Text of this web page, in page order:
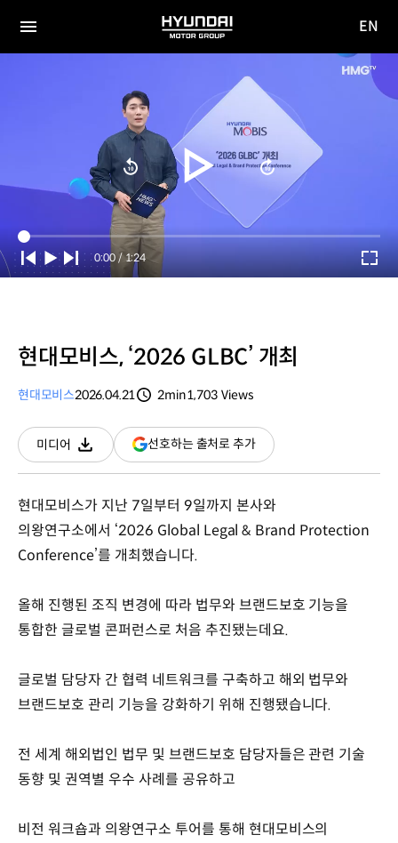
전체
HYUNDAI
MOTOR
사이
이동
EN
Current
Time
0:00 / Duration
1:24
현대모비스, ‘2026 GLBC’ 개최
현대모비스2026.04.21
2min1,703 Views
미디어
다운로드
선호하는 출처로 추가(새
창
현대모비스가 지난 7일부터 9일까지 본사와
의왕연구소에서 ‘2026 Global Legal & Brand Protection
Conference’를 개최했습니다.
올해 진행된 조직 변경에 따라 법무와 브랜드보호 기능을
통합한 글로벌 콘퍼런스로 처음 추진됐는데요.
글로벌 담당자 간 협력 네트워크를 구축하고 해외 법무와
브랜드보호 관리 기능을 강화하기 위해 진행됐습니다.
전 세계 해외법인 법무 및 브랜드보호 담당자들은 관련 기술
동향 및 권역별 우수 사례를 공유하고
비전 워크숍과 의왕연구소 투어를 통해 현대모비스의